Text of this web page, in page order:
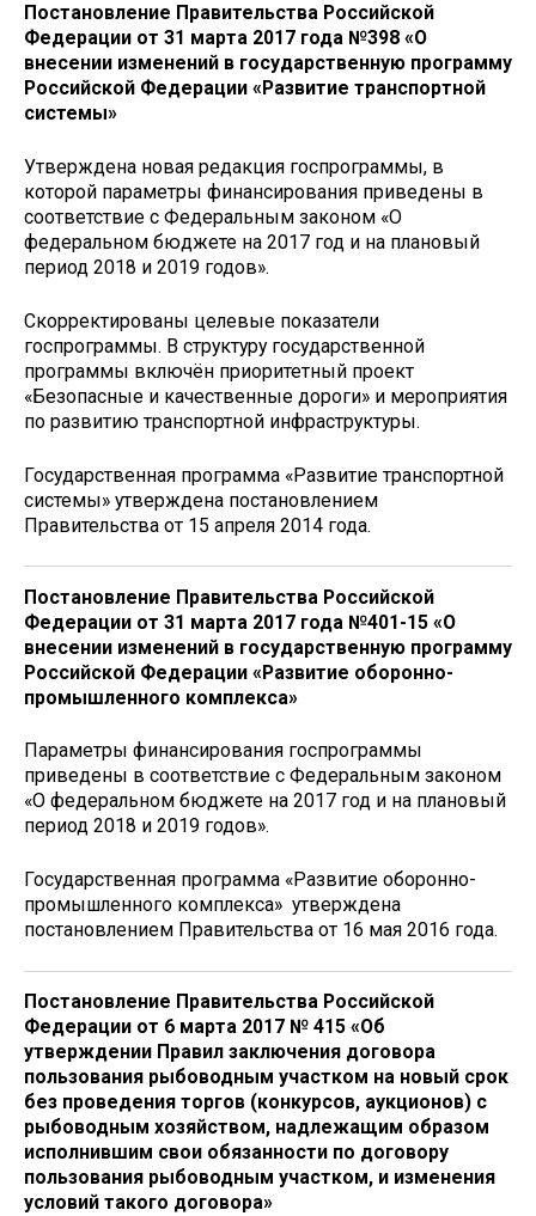
Постановление Правительства Российской
Федерации от 31 марта 2017 года №398 «О
внесении изменений в государственную программу
Российской Федерации «Развитие транспортной
системы»
Утверждена новая редакция госпрограммы, в
которой параметры финансирования приведены в
соответствие с Федеральным законом «О
федеральном бюджете на 2017 год и на плановый
период 2018 и 2019 годов».
Скорректированы целевые показатели
госпрограммы. В структуру государственной
программы включён приоритетный проект
«Безопасные и качественные дороги» и мероприятия
по развитию транспортной инфраструктуры.
Государственная программа «Развитие транспортной
системы» утверждена постановлением
Правительства от 15 апреля 2014 года.
Постановление Правительства Российской
Федерации от 31 марта 2017 года №401-15 «О
внесении изменений в государственную программу
Российской Федерации «Развитие оборонно-
промышленного комплекса»
Параметры финансирования госпрограммы
приведены в соответствие с Федеральным законом
«О федеральном бюджете на 2017 год и на плановый
период 2018 и 2019 годов».
Государственная программа «Развитие оборонно-
промышленного комплекса» утверждена
постановлением Правительства от 16 мая 2016 года.
Постановление Правительства Российской
Федерации от 6 марта 2017 № 415 «Об
утверждении Правил заключения договора
пользования рыбоводным участком на новый срок
без проведения торгов (конкурсов, аукционов) с
рыбоводным хозяйством, надлежащим образом
исполнившим свои обязанности по договору
пользования рыбоводным участком, и изменения
условий такого договора»